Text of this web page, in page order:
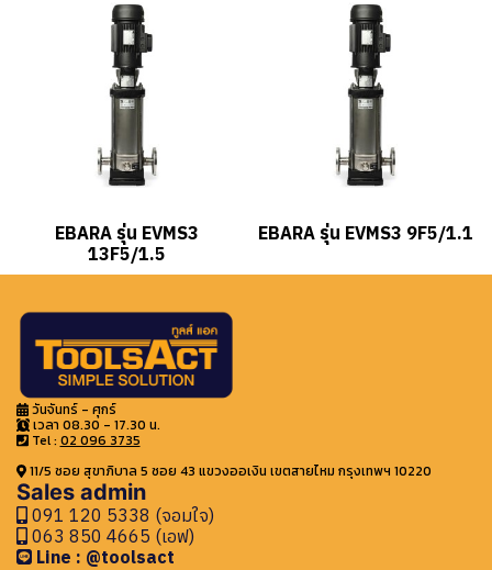
EBARA รุ่น EVMS3
13F5/1.5
EBARA รุ่น EVMS3 9F5/1.1
วันจันทร์ - ศุกร์
เวลา 08.30 - 17.30 น.
Tel : 02 096 3735
11/5 ซอย สุขาภิบาล 5 ซอย 43 แขวงออเงิน เขตสายไหม กรุงเทพฯ 10220
Sales admin
091 120 5338 (จอมใจ)
063 850 4665 (เอฟ)
Line : @toolsact